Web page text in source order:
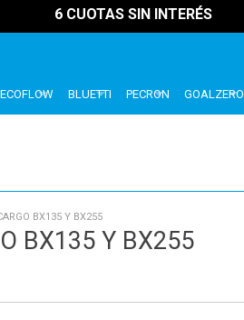
6 CUOTAS SIN INTERÉS
ECOFLOW BLUETTI PECRON GOALZERO
BX135 Y BX255
BX135 Y BX255